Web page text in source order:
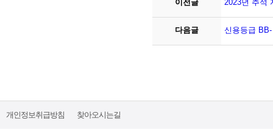
이전글 2023년 추석
다음글 신용등급
개인정보취급방침 찾아오시는길